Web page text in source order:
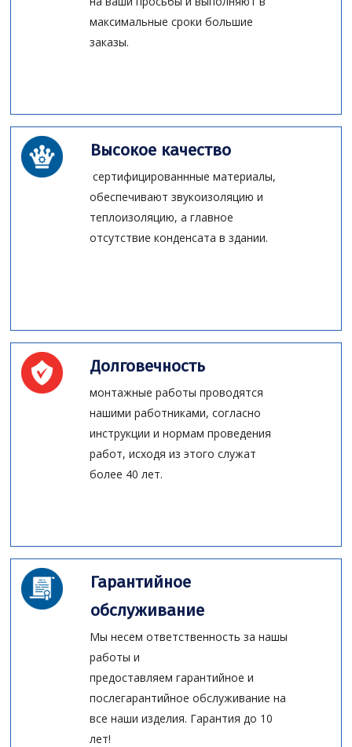
максимальные сроки большие
заказы.
Высокое качество
сертифицированнные материалы,
обеспечивают звукоизоляцию и
теплоизоляцию, а главное
отсутствие конденсата в здании.
Долговечность
монтажные работы проводятся
нашими работниками, согласно
инструкции и нормам проведения
работ, исходя из этого служат
более 40 лет.
Гарантийное
обслуживание
Мы несем ответственность за нашы
работы и
предоставляем гарантийное и
послегарантийное обслуживание на
все наши изделия. Гарантия до 10
лет!